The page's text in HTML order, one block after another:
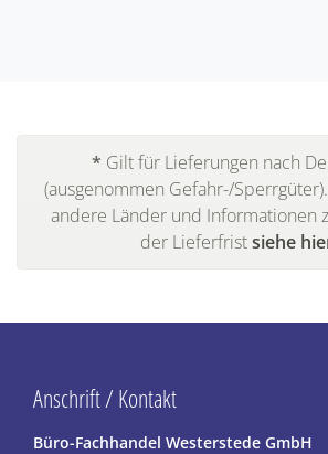
* Gilt für Lieferungen nach
(ausgenommen Gefahr-/
andere Länder und Informationen
der Lieferfristsiehe
Anschrift / Kontakt
Büro-Fachhandel Westerstede GmbH